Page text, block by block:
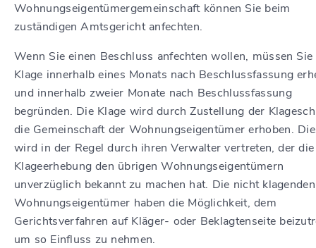
Wohnungseigentümergemeinschaft können Sie beim
zuständigen Amtsgericht anfechten.
Wenn Sie einen Beschluss anfechten wollen, müssen Sie
Klage innerhalb eines Monats nach Beschlussfassung
und innerhalb zweier Monate nach Beschlussfassung
begründen. Die Klage wird durch Zustellung der
die Gemeinschaft der Wohnungseigentümer erhoben.
wird in der Regel durch ihren Verwalter vertreten, der die
Klageerhebung den übrigen Wohnungseigentümern
unverzüglich bekannt zu machen hat. Die nicht klagenden
Wohnungseigentümer haben die Möglichkeit, dem
Gerichtsverfahren auf Kläger- oder Beklagtenseite
um so Einfluss zu nehmen.